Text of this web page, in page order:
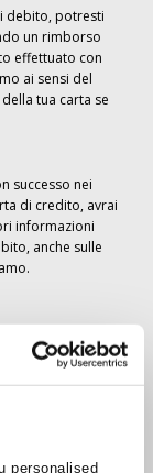
personalised
debito, potresti
un rimborso
effettuato con
ai sensi del
tua carta se
successo nei
di credito, avrai
informazioni
anche sulle
e si prevede
direzione della